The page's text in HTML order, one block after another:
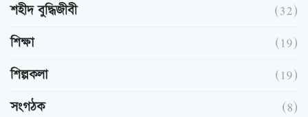
শহীদ বুদ্ধিজীবী
(32)
শিক্ষা
(19)
শিল্পকলা
(19)
সংগঠক
(8)